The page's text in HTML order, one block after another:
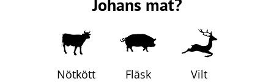
Topplistan
Bryggerier
Johans mat?
Nötkött Fläsk Vilt